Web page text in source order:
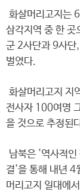
화살머리고지는
삼각지역 중 한
군 2사단과 9사단
벌였다.
화살머리고지 지
전사자 100여명
을 것으로 추정된
남북은 '역사적인
결'을 통해 내년 4
머리고지 일대에